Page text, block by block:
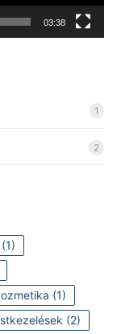
03:38
1
2
(1)
(1)
(2)